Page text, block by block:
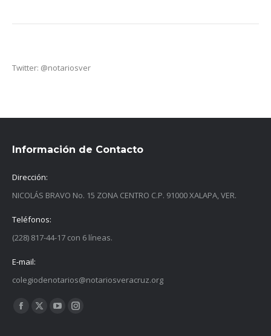
Twitter: @notariosver
Información de Contacto
Dirección:
NICOLÁS BRAVO No. 15 ZONA CENTRO C.P. 91000 XALAPA, VER.
Teléfonos:
(228) 817-44-17 con 6 líneas.
E-mail:
colegiodenotarios@notariosveracruz.org
Find us on:
Facebook
X
YouTubeInstagram